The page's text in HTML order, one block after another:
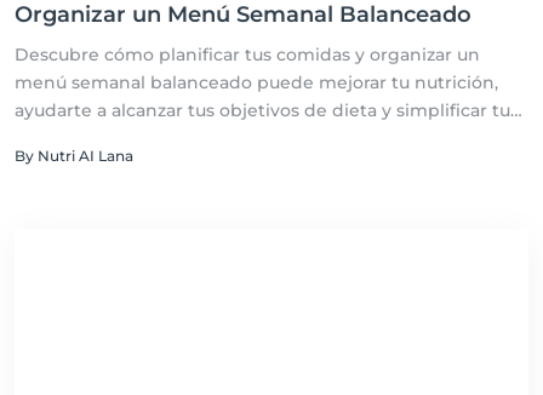
Organizar un Menú Semanal Balanceado
Descubre cómo planificar tus comidas y organizar un
menú semanal balanceado puede mejorar tu nutrición,
ayudarte a alcanzar tus objetivos de dieta y simplificar tu
By Nutri AI Lana